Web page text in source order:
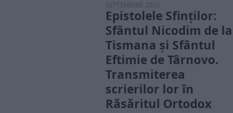
SEPTEMBRIE 2025
Epistolele Sfinților:
Sfântul Nicodim de la
Tismana şi Sfântul
Eftimie de Târnovo.
Transmiterea
scrierilor lor în
Răsăritul Ortodox